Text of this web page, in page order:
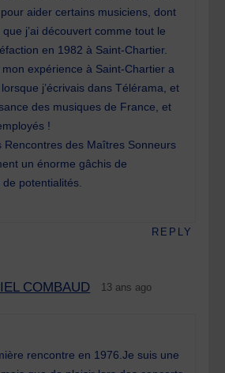
aider certains musiciens, dont
j’ai découvert comme tout le
en 1982 à Saint-Chartier.
expérience à Saint-Chartier a
j’écrivais dans Télérama, et
des musiques de France, et
!
Rencontres des Maîtres Sonneurs
un énorme gâchis de
potentialités.
REPLY
COMBAUD 13 ans ago
rencontre en 1976.Je suis une